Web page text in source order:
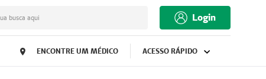
busca aqui Login
ENCONTRE UM MÉDICO ACESSO RÁPIDO